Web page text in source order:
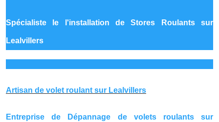
Spécialiste le l'installation de Stores Roulants sur
Lealvillers
Artisan de volet roulant sur Lealvillers
Entreprise de Dépannage de volets roulants sur